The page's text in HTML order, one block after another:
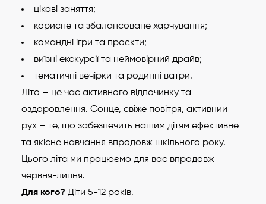
цікаві заняття;
корисне та збалансоване харчування;
командні ігри та проєкти;
виїзні екскурсії та неймовірний драйв;
тематичні вечірки та родинні ватри.
Літо – це час активного відпочинку та
оздоровлення. Сонце, свіже повітря, активний
рух – те, що забезпечить нашим дітям ефективне
та якісне навчання впродовж шкільного року.
Цього літа ми працюємо для вас впродовж
червня-липня.
Для кого? Діти 5-12 років.